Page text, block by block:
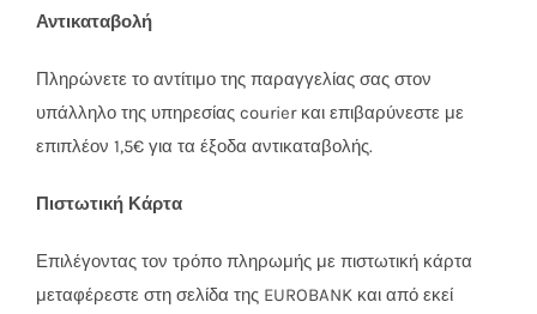
Αντικαταβολή
Πληρώνετε το αντίτιμο της παραγγελίας σας στον
υπάλληλο της υπηρεσίας courier και επιβαρύνεστε με
επιπλέον 1,5€ για τα έξοδα αντικαταβολής.
Πιστωτική Κάρτα
Επιλέγοντας τον τρόπο πληρωμής με πιστωτική κάρτα
μεταφέρεστε στη σελίδα της EUROBANK και από εκεί